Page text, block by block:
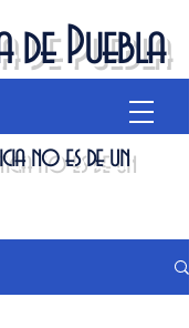
de Puebla
no es de un